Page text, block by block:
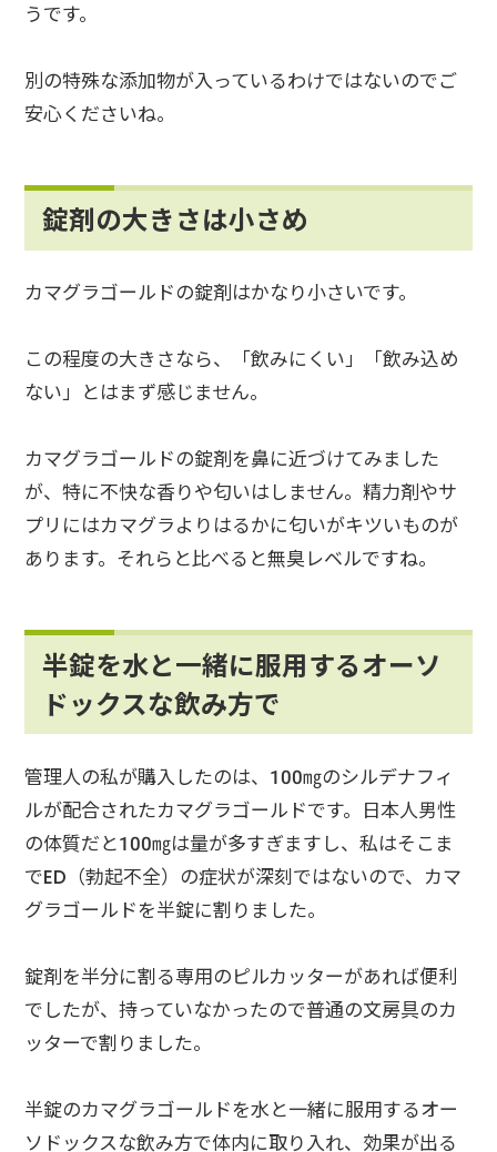
うです。
別の特殊な添加物が入っているわけではないのでご
安心くださいね。
錠剤の大きさは小さめ
カマグラゴールドの錠剤はかなり小さいです。
この程度の大きさなら、「飲みにくい」「飲み込め
ない」とはまず感じません。
カマグラゴールドの錠剤を鼻に近づけてみました
が、特に不快な香りや匂いはしません。精力剤やサ
プリにはカマグラよりはるかに匂いがキツいものが
あります。それらと比べると無臭レベルですね。
半錠を水と一緒に服用するオーソ
ドックスな飲み方で
管理人の私が購入したのは、100㎎のシルデナフィ
ルが配合されたカマグラゴールドです。日本人男性
の体質だと100㎎は量が多すぎますし、私はそこま
でED（勃起不全）の症状が深刻ではないので、カマ
グラゴールドを半錠に割りました。
錠剤を半分に割る専用のピルカッターがあれば便利
でしたが、持っていなかったので普通の文房具のカ
ッターで割りました。
半錠のカマグラゴールドを水と一緒に服用するオー
ソドックスな飲み方で体内に取り入れ、効果が出る